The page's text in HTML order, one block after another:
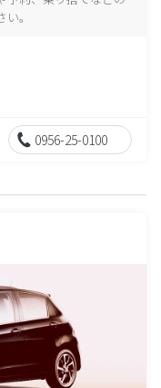
。
0956-25-0100